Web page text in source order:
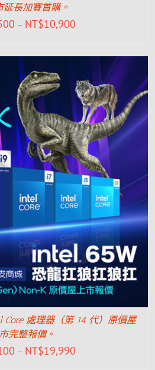
延長加賽首購。
– NT$10,900
處理器（第 14 代）原價屋
市完整報價。
– NT$19,990